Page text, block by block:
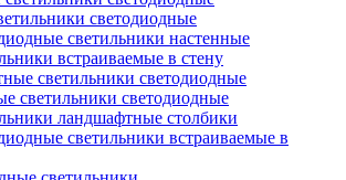
светодиодные
светильники настенные
встраиваемые в стену
светильники светодиодные
ландшафтные столбики
светильники встраиваемые в